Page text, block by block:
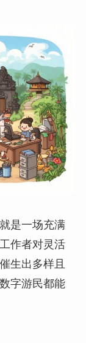
是一场充满
作者对灵活
生出多样且
字游民都能